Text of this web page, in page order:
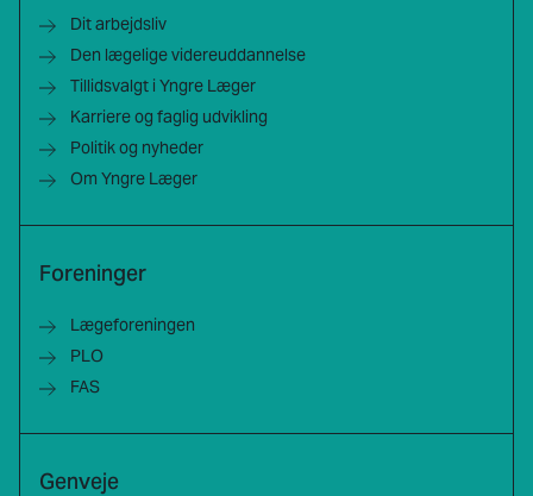
Dit arbejdsliv
Den lægelige videreuddannelse
Tillidsvalgt i Yngre Læger
Karriere og faglig udvikling
Politik og nyheder
Om Yngre Læger
Foreninger
Lægeforeningen
PLO
FAS
Genveje